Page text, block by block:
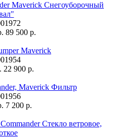
Maverick Снегоуборочный
89 500 р.
Maverick
22 900 р.
Maverick Фильтр
7 200 р.
Стекло ветровое,